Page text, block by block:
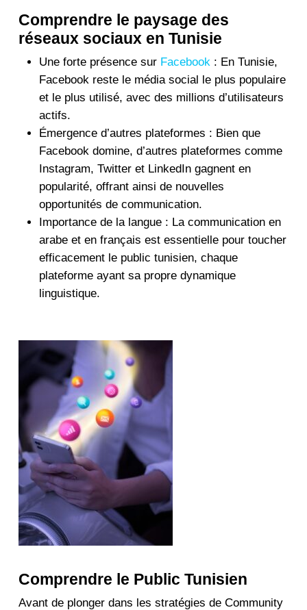
Comprendre le paysage des
réseaux sociaux en Tunisie
Une forte présence sur Facebook: En Tunisie,
Facebook reste le média social le plus populaire
et le plus utilisé, avec des millions d’utilisateurs
actifs.
Émergence d’autres plateformes : Bien que
Facebook domine, d’autres plateformes comme
Instagram, Twitter et LinkedIn gagnent en
popularité, offrant ainsi de nouvelles
opportunités de communication.
Importance de la langue : La communication en
arabe et en français est essentielle pour toucher
efficacement le public tunisien, chaque
plateforme ayant sa propre dynamique
linguistique.
Comprendre le Public Tunisien
Avant de plonger dans les stratégies de Community